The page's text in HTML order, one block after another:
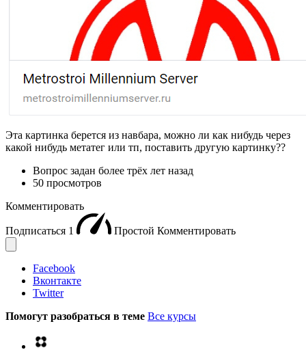
Эта картинка берется из навбара, можно ли как нибудь через
какой нибудь метатег или тп, поставить другую картинку??
Вопрос задан более трёх лет назад
50 просмотров
Комментировать
Подписаться 1 Простой Комментировать
Facebook
Вконтакте
Twitter
Помогут разобраться в теме Все курсы